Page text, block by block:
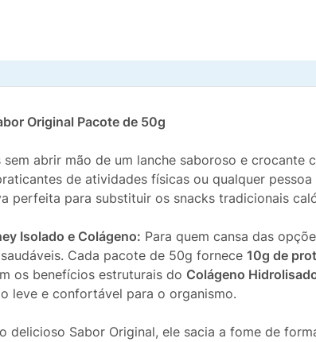
Original Pacote de 50g
abrir mão de um lanche saboroso e crocante
de atividades físicas ou qualquer
perfeita para substituir os snacks tradicionais
Isolado e Colágeno: Para quem cansa das
Cada pacote de 50g fornece 10g de
os benefícios estruturais do Colágeno
leve e confortável para o organismo.
delicioso Sabor Original, ele sacia a fome de